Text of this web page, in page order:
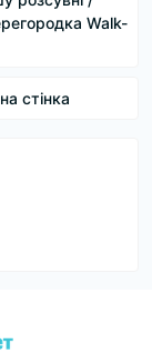
Walk-
стінка